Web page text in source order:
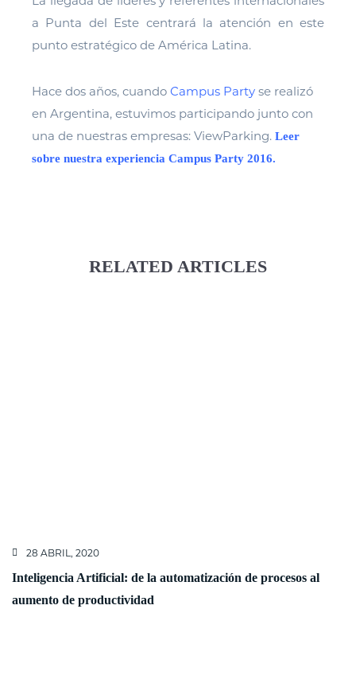
a Punta del Este centrará la atención en este
punto estratégico de América Latina.
Hace dos años, cuando Campus Party se realizó
en Argentina, estuvimos participando junto con
una de nuestras empresas: ViewParking. Leer
sobre nuestra experiencia Campus Party 2016.
RELATED ARTICLES
28 ABRIL, 2020
Inteligencia Artificial: de la automatización de procesos al
aumento de productividad